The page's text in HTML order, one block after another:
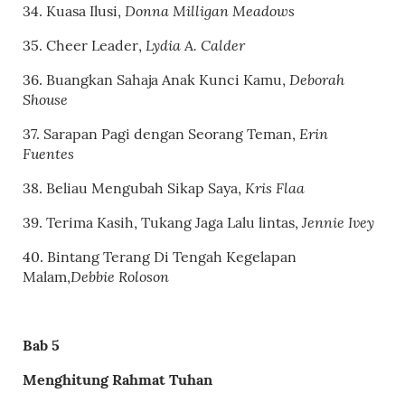
34. Kuasa Ilusi, Donna Milligan Meadows
35. Cheer Leader, Lydia A. Calder
36. Buangkan Sahaja Anak Kunci Kamu, Deborah
Shouse
37. Sarapan Pagi dengan Seorang Teman, Erin
Fuentes
38. Beliau Mengubah Sikap Saya, Kris Flaa
39. Terima Kasih, Tukang Jaga Lalu lintas, Jennie Ivey
40. Bintang Terang Di Tengah Kegelapan
Malam,Debbie Roloson
Bab 5
Menghitung Rahmat Tuhan